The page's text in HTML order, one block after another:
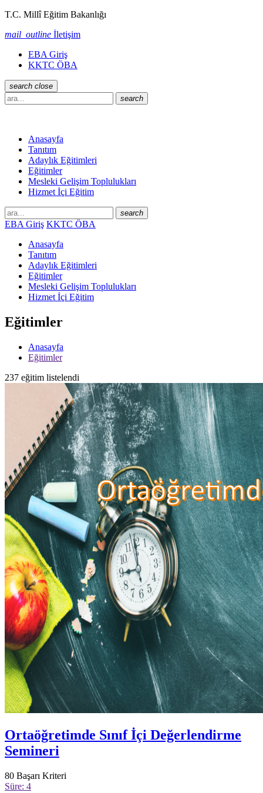
T.C. Millî Eğitim Bakanlığı
mail_outline İletişim
EBA Giriş
KKTC ÖBA
search close
search
Anasayfa
Tanıtım
Adaylık Eğitimleri
Eğitimler
Mesleki Gelişim Toplulukları
Hizmet İçi Eğitim
search
EBA Giriş KKTC ÖBA
Anasayfa
Tanıtım
Adaylık Eğitimleri
Eğitimler
Mesleki Gelişim Toplulukları
Hizmet İçi Eğitim
Eğitimler
Anasayfa
Eğitimler
237 eğitim listelendi
Ortaöğretimde Sınıf İçi Değerlendirme
Semineri
80 Başarı Kriteri
Süre: 4